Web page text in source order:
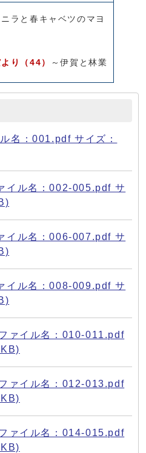
ニラと春キャベツのマヨ
り（44）
～伊賀と林業
名：001.pdf サイズ：
イル名：002-005.pdf サ
イル名：006-007.pdf サ
イル名：008-009.pdf サ
ァイル名：010-011.pdf
ァイル名：012-013.pdf
ァイル名：014-015.pdf